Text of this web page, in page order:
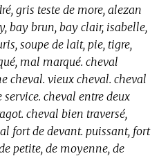
gris teste de more, alezan
bay brun, bay clair, isabelle,
soupe de lait, pie, tigre,
mal marqué. cheval
cheval. vieux cheval. cheval
cheval entre deux
cheval bien traversé,
fort de devant. puissant, fort
petite, de moyenne, de